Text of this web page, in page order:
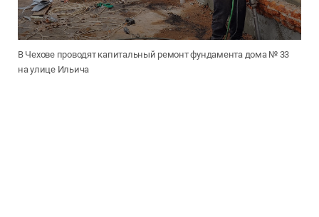
В Чехове проводят капитальный ремонт фундамента дома № 33
на улице Ильича